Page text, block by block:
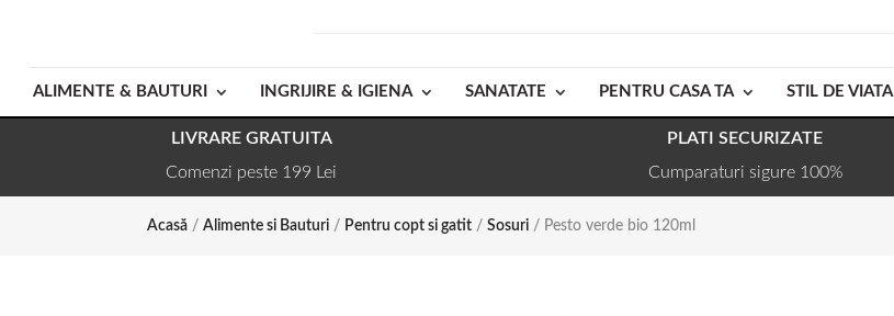
ALIMENTE & BAUTURI INGRIJIRE & IGIENA SANATATE PENTRU CASA TA STIL DE VIATA
LIVRARE GRATUITA
Comenzi peste 199 Lei
PLATI SECURIZATE
Cumparaturi sigure 100%
Acasă /Alimente si Bauturi / Pentru copt si gatit /Sosuri / Pesto verde bio 120ml